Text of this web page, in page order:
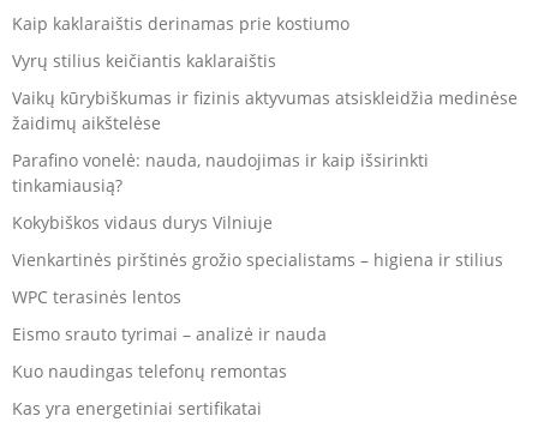
Kaip kaklaraištis derinamas prie kostiumo
Vyrų stilius keičiantis kaklaraištis
Vaikų kūrybiškumas ir fizinis aktyvumas atsiskleidžia medinėse
žaidimų aikštelėse
Parafino vonelė: nauda, naudojimas ir kaip išsirinkti
tinkamiausią?
Kokybiškos vidaus durys Vilniuje
Vienkartinės pirštinės grožio specialistams – higiena ir stilius
WPC terasinės lentos
Eismo srauto tyrimai – analizė ir nauda
Kuo naudingas telefonų remontas
Kas yra energetiniai sertifikatai